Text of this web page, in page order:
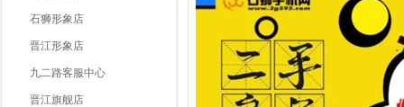
石狮形象店
晋江形象店
九二路客服中心
晋江旗舰店